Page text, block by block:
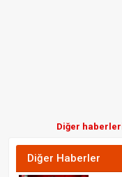
Diğer
Diğer Haberler